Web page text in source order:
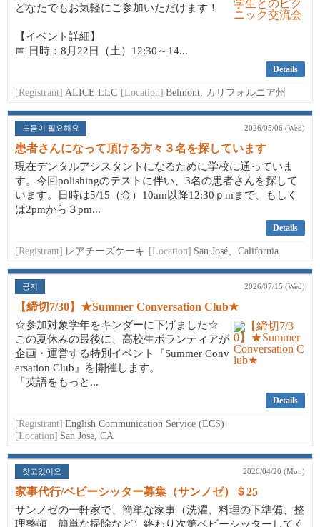
どなたでもお気軽にご参加いただけます！
【イベント詳細】
📅 日時：8月22日（土）12:30～14...
Details
[Registrant] ALICE LLC [Location] Belmont, カリフォルニア州
도움이 필요해요 2026/05/06 (Wed)
患者さんになって頂ける方々３名を探しています
現在デンタルアシスタントになるために学校に通っていま
す。今回polishingのテストに伴い、3名の患者さんを探して
います。日時は5/15（金）10am以降12:30ｐmまで、もしく
は2pmから３pm...
Details
[Registrant] レアチーズケーキ [Location] San José、California
공지 2026/07/15 (Wed)
【締切7/30】★Summer Conversation Club★
☆参加対象学年をキンダーに下げました☆
この夏休みの最後に、高校生ボランティアが
企画・運営する特別イベント『Summer Conv
ersation Club』を開催します。
「英語をもっと...
Details
[Registrant] English Communication Service (ECS)
[Location] San Jose, CA
찾고있어요 2026/04/20 (Mon)
家事代行/ベビーシッター募集（サンノゼ）＄25
サンノゼの一軒家で、簡単な家事（洗濯、料理の下準備、整
理整頓、簡単な掃除など）終わり次第ベビーシッターしてく